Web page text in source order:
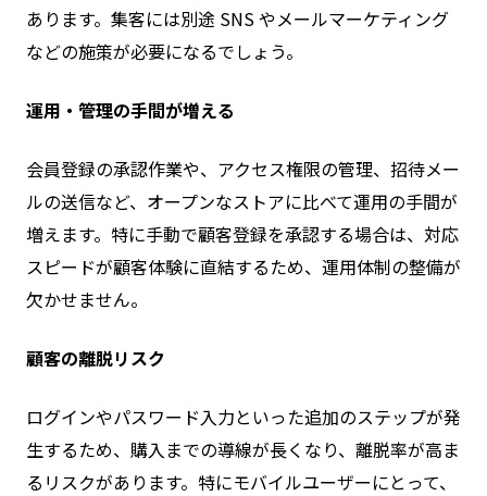
あります。集客には別途 SNS やメールマーケティング
などの施策が必要になるでしょう。
運用・管理の手間が増える
会員登録の承認作業や、アクセス権限の管理、招待メー
ルの送信など、オープンなストアに比べて運用の手間が
増えます。特に手動で顧客登録を承認する場合は、対応
スピードが顧客体験に直結するため、運用体制の整備が
欠かせません。
顧客の離脱リスク
ログインやパスワード入力といった追加のステップが発
生するため、購入までの導線が長くなり、離脱率が高ま
るリスクがあります。特にモバイルユーザーにとって、